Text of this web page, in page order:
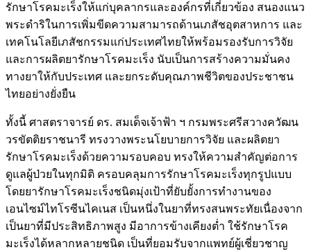
รักษาโรคมะเร็งให้แก่บุคลากรและองค์กรที่เกี่ยวข้อง สนองแนว
พระดำริในการเพิ่มขีดความสามารถด้านเภสัชอุตสาหการ และ
เทคโนโลยีเภสัชกรรมแก่ประเทศไทยให้พร้อมรองรับการวิจัย
และการผลิตยารักษาโรคมะเร็ง นับเป็นการสร้างความมั่นคง
ทางยาให้กับประเทศ และยกระดับคุณภาพชีวิตของประชาชน
ไทยอย่างยั่งยืน
ทั้งนี้ ศาสตราจารย์ ดร. สมเด็จเจ้าฟ้า ฯ กรมพระศรีสวางควัฒน
วรขัตติยราชนารี ทรงวางพระนโยบายการวิจัย และผลิตยา
รักษาโรคมะเร็งด้วยความรอบคอบ ทรงให้ความสำคัญต่อการ
ดูแลผู้ป่วยในทุกมิติ ครอบคลุมการรักษาโรคมะเร็งทุกรูปแบบ
โดยยารักษาโรคมะเร็งชนิดมุ่งเป้าที่ยับยั้งการทำงานของ
เอนไซม์ไทโรซีนไคเนส เป็นหนึ่งในยาที่ทรงสนพระทัยเนื่องจาก
เป็นยาที่มีประสิทธิภาพสูง มีอาการข้างเคียงต่ำ ใช้รักษาโรค
มะเร็งได้หลากหลายชนิด เป็นที่ยอมรับจากแพทย์ผู้เชี่ยวชาญ